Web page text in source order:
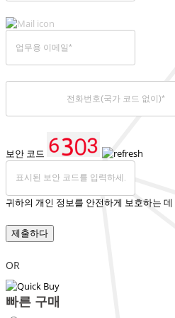
보안 코드
귀하의 개인 정보를 안전하게 보호하는
제출하다
OR
빠른 구매